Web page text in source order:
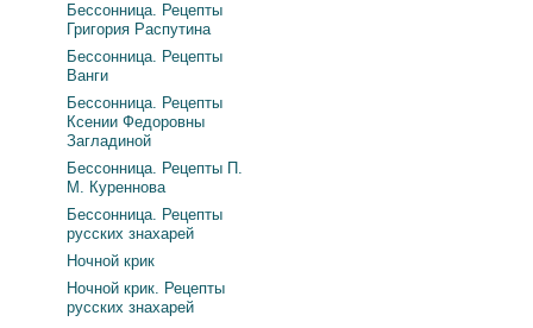
Бессонница. Рецепты
Григория Распутина
Бессонница. Рецепты
Ванги
Бессонница. Рецепты
Ксении Федоровны
Загладиной
Бессонница. Рецепты П.
М. Куреннова
Бессонница. Рецепты
русских знахарей
Ночной крик
Ночной крик. Рецепты
русских знахарей